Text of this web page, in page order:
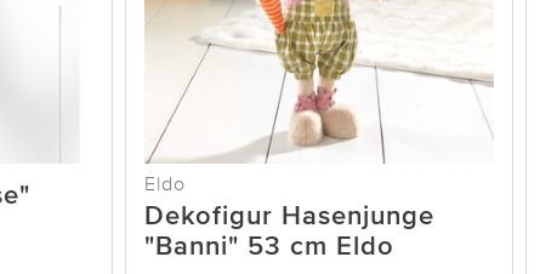
Eldo
Dekofigur Hasenjunge
"Banni" 53 cm Eldo